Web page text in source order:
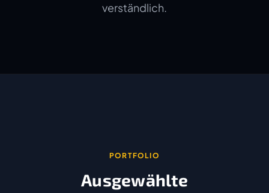
verständlich.
PORTFOLIO
Ausgewählte